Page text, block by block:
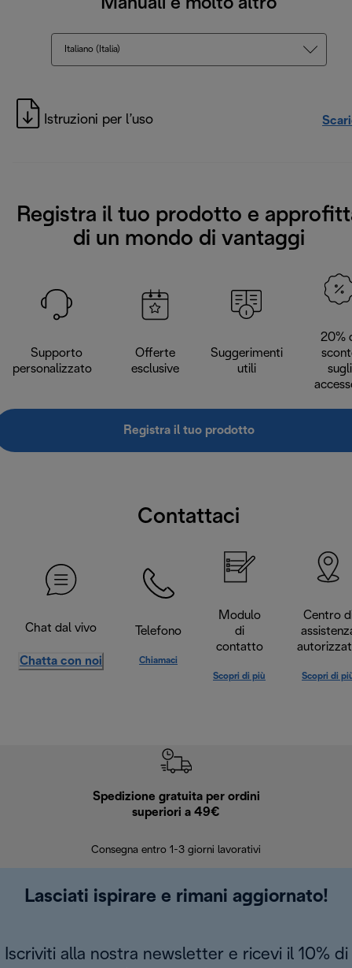
Manuali e molto altro
Italiano (Italia)
Istruzioni per l’uso
Registra il tuo prodotto e
di un mondo di vantaggi
Supporto
personalizzato
Offerte
esclusive
Suggerimenti
utili
20%
sugli
Registra il tuo prodotto
Contattaci
Chat dal vivo
Chatta con noi
Telefono
Chiamaci
Modulo
di
contatto
Scopri di più
Centro
Scopri di
Spedizione gratuita per ordini
superiori a 49€
Consegna entro 1-3 giorni lavorativi
Lasciati ispirare e rimani aggiornato!
Iscriviti alla nostra newsletter e ricevi il 10% di